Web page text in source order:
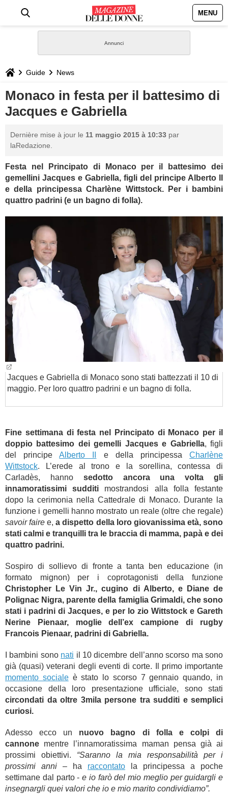
MENU
STILE
BIOGRAFIE
DEFINIZIONI
GASTRONOMIA
CAPELLI
BAMBINO
DIETA
GUIDE
FORUM
Guide News
Monaco in festa per il battesimo di
Jacques e Gabriella
Dernière mise à jour le 11 maggio 2015 à 10:33 par
laRedazione.
Festa nel Principato di Monaco per il battesimo dei
gemellini Jacques e Gabriella, figli del principe Alberto II
e della principessa Charlène Wittstock. Per i bambini
quattro padrini (e un bagno di folla).
Jacques e Gabriella di Monaco sono stati battezzati il 10 di
maggio. Per loro quattro padrini e un bagno di folla.
Fine settimana di festa nel Principato di Monaco per il
doppio battesimo dei gemelli Jacques e Gabriella, figli
del principeAlberto II e della principessaCharlène
Wittstock. L’erede al trono e la sorellina, contessa di
Carladès, hanno sedotto ancora una volta gli
innamoratissimi sudditi mostrandosi alla folla festante
dopo la cerimonia nella Cattedrale di Monaco. Durante la
funzione i gemelli hanno mostrato un reale (oltre che regale)
savoir faire e,a dispetto della loro giovanissima età, sono
stati calmi e tranquilli tra le braccia di mamma, papà e dei
quattro padrini.
Sospiro di sollievo di fronte a tanta ben educazione (in
formato mignon) per i coprotagonisti della funzione
Christopher Le Vin Jr., cugino di Alberto, e Diane de
Polignac Nigra, parente della famiglia Grimaldi, che sono
stati i padrini di Jacques, e per lo zio Wittstock e Gareth
Nerine Pienaar, moglie dell’ex campione di rugby
Francois Pienaar, padrini di Gabriella.
I bambini sono nati il 10 dicembre dell’anno scorso ma sono
già (quasi) veterani degli eventi di corte. Il primo importante
momento socialeè stato lo scorso 7 gennaio quando, in
occasione della loro presentazione ufficiale, sono stati
circondati da oltre 3mila persone tra sudditi e semplici
curiosi.
Adesso ecco un nuovo bagno di folla e colpi di
cannone mentre l’innamoratissima maman pensa già ai
prossimi obiettivi. “Saranno la mia responsabilità per i
prossimi anni – ha raccontato la principessa a poche
settimane dal parto - e io farò del mio meglio per guidargli e
insegnargli quei valori che io e mio marito condividiamo”.